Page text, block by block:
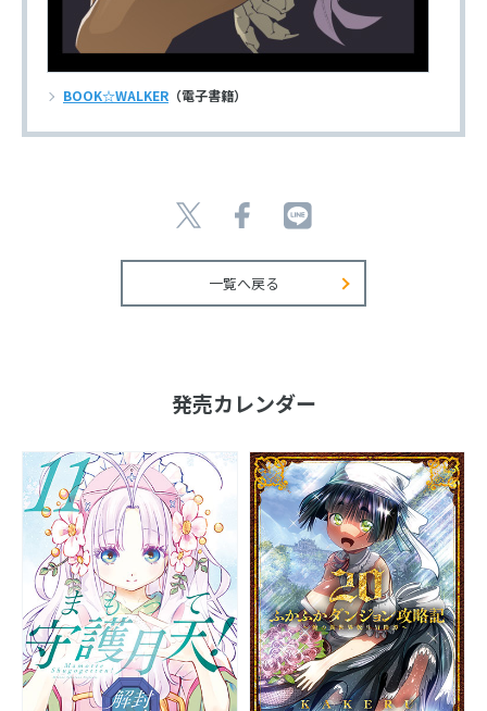
BOOK☆WALKER （電子書籍）
一覧へ戻る
発売カレンダー